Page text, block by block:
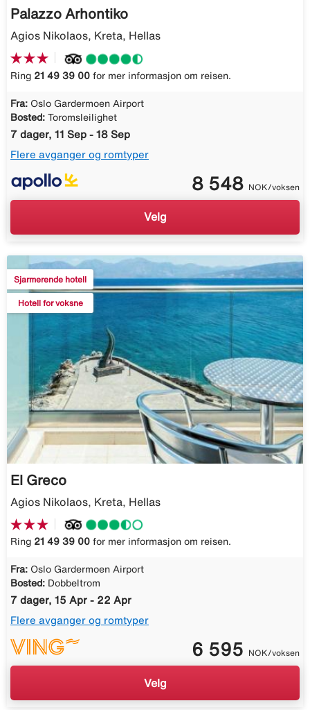
Palazzo Arhontiko
Agios Nikolaos, Kreta, Hellas
Ring 21 49 39 00 for mer informasjon om reisen.
Fra: Oslo Gardermoen Airport
Bosted: Toromsleilighet
7 dager, 11 Sep - 18 Sep
Flere avganger og romtyper
8 548 NOK/voksen
Velg
Sjarmerende hotell
Hotell for voksne
El Greco
Agios Nikolaos, Kreta, Hellas
Ring 21 49 39 00 for mer informasjon om reisen.
Fra: Oslo Gardermoen Airport
Bosted: Dobbeltrom
7 dager, 15 Apr - 22 Apr
Flere avganger og romtyper
6 595 NOK/voksen
Velg